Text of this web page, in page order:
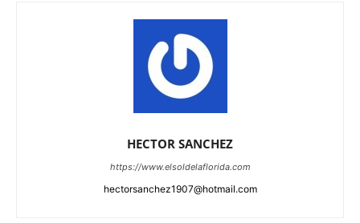
HECTOR SANCHEZ
https://www.elsoldelaflorida.com
hectorsanchez1907@hotmail.com